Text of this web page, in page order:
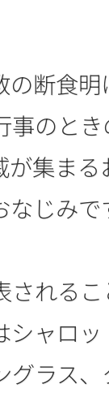
の断食
事のと
が集ま
なじみで
される
シャロ
グラス